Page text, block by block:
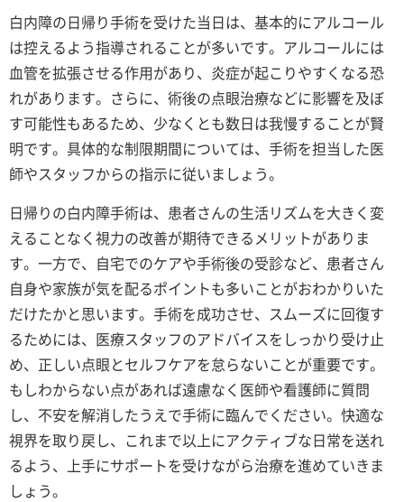
白内障の日帰り手術を受けた当日は、基本的にアルコール
は控えるよう指導されることが多いです。アルコールには
血管を拡張させる作用があり、炎症が起こりやすくなる恐
れがあります。さらに、術後の点眼治療などに影響を及ぼ
す可能性もあるため、少なくとも数日は我慢することが賢
明です。具体的な制限期間については、手術を担当した医
師やスタッフからの指示に従いましょう。
日帰りの白内障手術は、患者さんの生活リズムを大きく変
えることなく視力の改善が期待できるメリットがありま
す。一方で、自宅でのケアや手術後の受診など、患者さん
自身や家族が気を配るポイントも多いことがおわかりいた
だけたかと思います。手術を成功させ、スムーズに回復す
るためには、医療スタッフのアドバイスをしっかり受け止
め、正しい点眼とセルフケアを怠らないことが重要です。
もしわからない点があれば遠慮なく医師や看護師に質問
し、不安を解消したうえで手術に臨んでください。快適な
視界を取り戻し、これまで以上にアクティブな日常を送れ
るよう、上手にサポートを受けながら治療を進めていきま
しょう。